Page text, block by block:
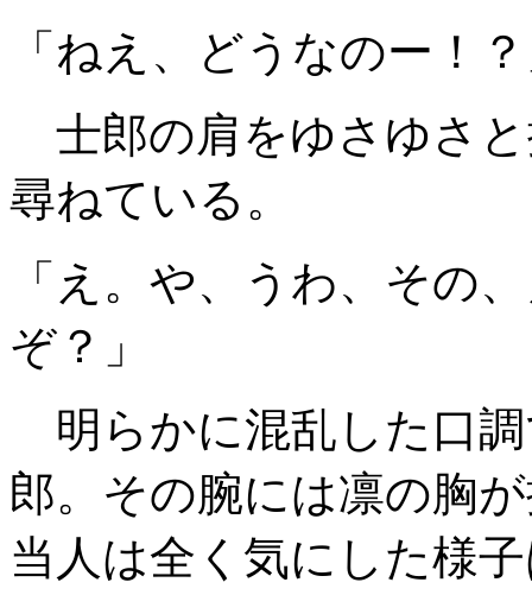
「ねえ、どうなのー！
士郎の肩をゆさゆさ
尋ねている。
「え。や、うわ、そ
ぞ？」
明らかに混乱した口
郎。その腕には凛の胸
当人は全く気にした様